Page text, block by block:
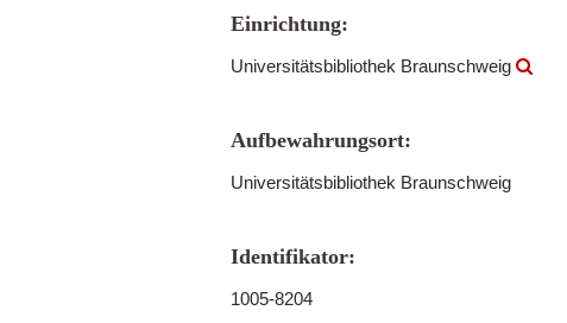
Einrichtung:
Universitätsbibliothek Braunschweig
Aufbewahrungsort:
Universitätsbibliothek Braunschweig
Identifikator:
1005-8204